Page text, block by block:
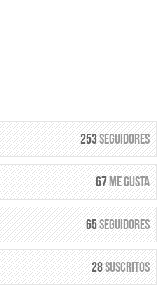
253Seguidores
67Me Gusta
65Seguidores
28Suscritos